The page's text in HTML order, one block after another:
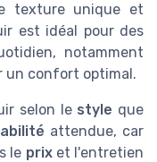
texture unique et
est idéal pour des
notamment
un confort optimal.
selon le style que
attendue, car
le prixet l'entretien